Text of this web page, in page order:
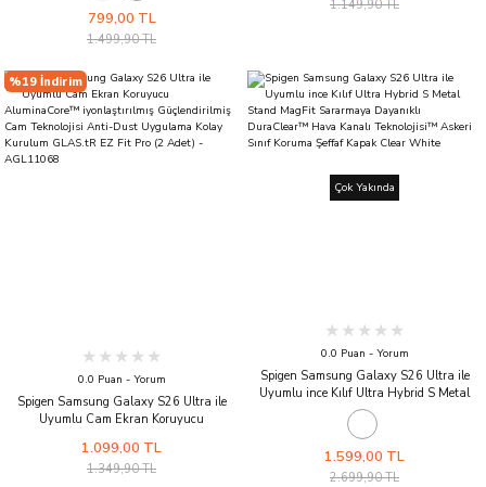
799,00 TL
1.499,90 TL
Uygulama Kolay Kurulum GLAS.tR EZ Fit
1.149,90 TL
%19 İndirim
0.0 Puan - Yorum
Spigen Samsung Galaxy S26 Ultra ile
Uyumlu Cam Ekran Koruyucu
Güçlendirilmiş Cam Teknolojisi Anti-Dust
Uygulama Kolay Kurulum GLAS.tR EZ Fit
1.099,00 TL
1.349,90 TL
Çok Yakında
0.0 Puan - Yorum
Spigen Samsung Galaxy S26 Ultra ile
Uyumlu ince Kılıf Ultra Hybrid S Metal
Stand MagFit Sararmaya Dayanıklı
DuraClear™ Hava Kanalı Teknolojisi™
White
1.599,00 TL
2.699,90 TL